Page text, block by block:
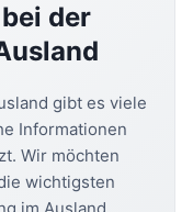
bei der
gibt es viele
Informationen
Wir möchten
wichtigsten